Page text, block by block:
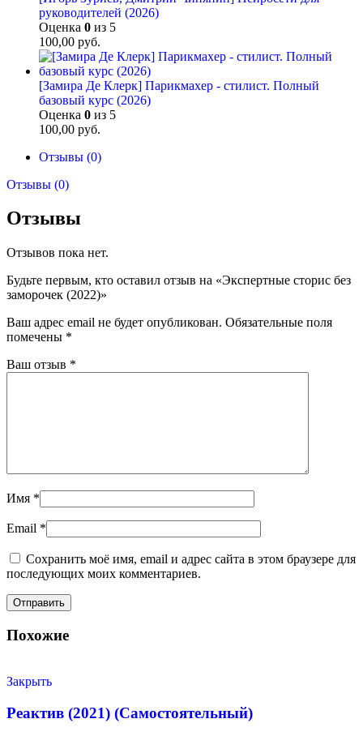
руководителей (2026)
Оценка 0 из 5
100,00 руб.
[Замира Де Клерк] Парикмахер - стилист. Полный
базовый курс (2026)
Оценка 0 из 5
100,00 руб.
Отзывы (0)
Отзывы (0)
Отзывы
Отзывов пока нет.
Будьте первым, кто оставил отзыв на «Экспертные сторис без
заморочек (2022)»
Ваш адрес email не будет опубликован. Обязательные поля
помечены *
Ваш отзыв *
Имя *
Email *
Сохранить моё имя, email и адрес сайта в этом браузере для
последующих моих комментариев.
Похожие
Закрыть
Реактив (2021) (Самостоятельный)